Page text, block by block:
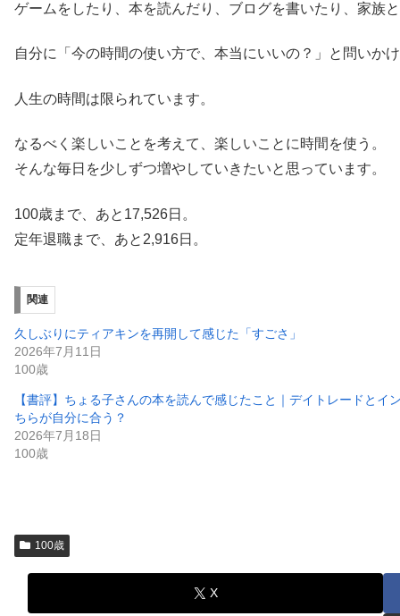
ゲームをしたり、本を読んだり、ブログを書いたり、家族
自分に「今の時間の使い方で、本当にいいの？」と問いか
人生の時間は限られています。
なるべく楽しいことを考えて、楽しいことに時間を使う。
そんな毎日を少しずつ増やしていきたいと思っています。
100歳まで、あと17,526日。
定年退職まで、あと2,916日。
関連
久しぶりにティアキンを再開して感じた「すごさ」
2026年7月11日
100歳
【書評】ちょる子さんの本を読んで感じたこと｜デイトレードとイ
ちらが自分に合う？
2026年7月18日
100歳
100歳
X